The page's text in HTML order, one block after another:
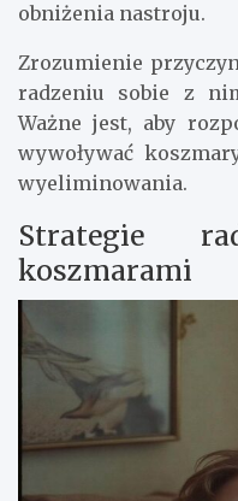
obniżenia nastroju.
Zrozumienie
radzeniu sobie z
Ważne jest, aby
wywoływać
wyeliminowania.
Strategie
koszmarami